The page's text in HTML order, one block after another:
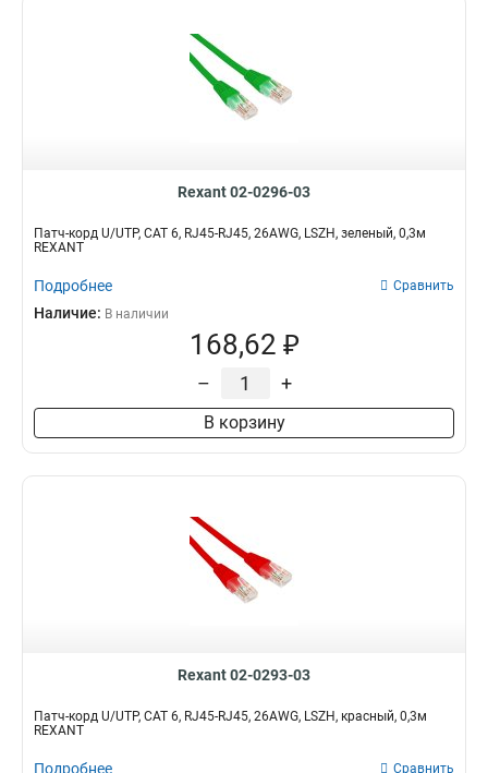
Rexant 02-0296-03
Патч-корд U/UTP, CAT 6, RJ45-RJ45, 26AWG, LSZH, зеленый, 0,3м
REXANT
Подробнее Сравнить
Наличие: В наличии
168,62 ₽
– +
В корзину
Rexant 02-0293-03
Патч-корд U/UTP, CAT 6, RJ45-RJ45, 26AWG, LSZH, красный, 0,3м
REXANT
Подробнее Сравнить